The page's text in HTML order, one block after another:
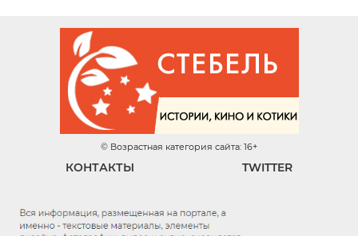
© Возрастная категория сайта: 16+
КОНТАКТЫ TWITTER